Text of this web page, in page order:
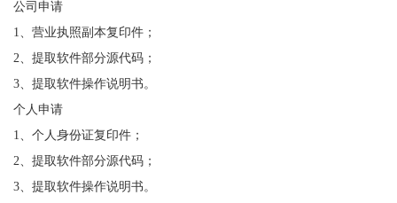
公司申请
1、营业执照副本复印件；
2、提取软件部分源代码；
3、提取软件操作说明书。
个人申请
1、个人身份证复印件；
2、提取软件部分源代码；
3、提取软件操作说明书。